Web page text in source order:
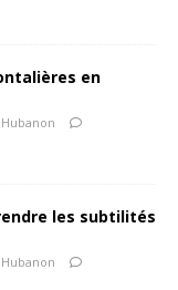
en
les subtilités